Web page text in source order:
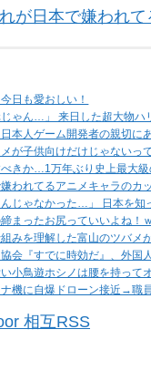
が日本で嫌われ
日も愛おしい！
ゃん…」 来日した超大物ハ
本人ゲーム開発者の親切に
が子供向けだけじゃないっ
きか…1万年ぶり史上最大
われてるアニメキャラのカ
じゃなかった…」 日本を知
締まったお尻っていいよね！
みを理解した富山のツバメ
協会『すでに時効だ』、外
い小鳥遊ホシノは腰を持っ
ナ機に自爆ドローン接近→職
相互RSS